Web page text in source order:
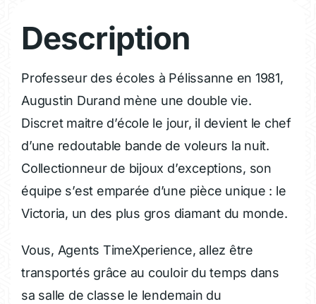
Description
Professeur des écoles à Pélissanne en 1981,
Augustin Durand mène une double vie.
Discret maitre d’école le jour, il devient le chef
d’une redoutable bande de voleurs la nuit.
Collectionneur de bijoux d’exceptions, son
équipe s’est emparée d’une pièce unique : le
Victoria, un des plus gros diamant du monde.
Vous, Agents TimeXperience, allez être
transportés grâce au couloir du temps dans
sa salle de classe le lendemain du